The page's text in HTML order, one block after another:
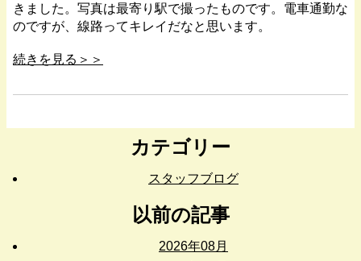
きました。写真は最寄り駅で撮ったものです。電車通勤な
のですが、線路ってキレイだなと思います。
続きを見る＞＞
カテゴリー
スタッフブログ
以前の記事
2026年08月